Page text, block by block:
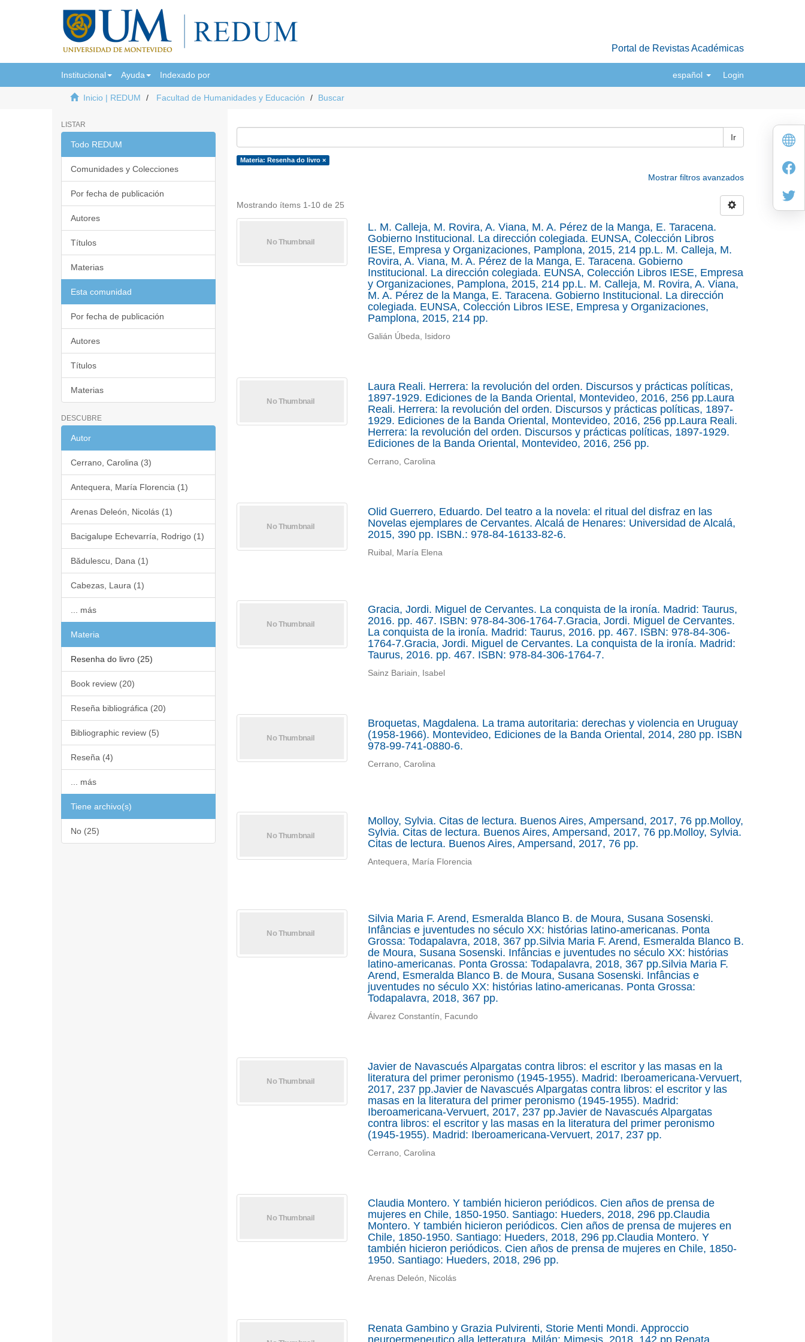
Portal de Revistas Académicas
Institucional Ayuda Indexado por español Login
Inicio | REDUM Facultad de Humanidades y Educación Buscar
LISTAR
Todo REDUM
Comunidades y Colecciones
Por fecha de publicación
Autores
Títulos
Materias
Esta comunidad
Por fecha de publicación
Autores
Títulos
Materias
DESCUBRE
Autor
Cerrano, Carolina (3)
Antequera, María Florencia (1)
Arenas Deleón, Nicolás (1)
Bacigalupe Echevarría, Rodrigo (1)
Bădulescu, Dana (1)
Cabezas, Laura (1)
... más
Materia
Resenha do livro (25)
Book review (20)
Reseña bibliográfica (20)
Bibliographic review (5)
Reseña (4)
... más
Tiene archivo(s)
No (25)
Ir
Materia: Resenha do livro ×
Mostrar filtros avanzados
Mostrando ítems 1-10 de 25
L. M. Calleja, M. Rovira, A. Viana, M. A. Pérez de la Manga, E. Taracena.
Gobierno Institucional. La dirección colegiada. EUNSA, Colección Libros
IESE, Empresa y Organizaciones, Pamplona, 2015, 214 pp.L. M. Calleja, M.
Rovira, A. Viana, M. A. Pérez de la Manga, E. Taracena. Gobierno
Institucional. La dirección colegiada. EUNSA, Colección Libros IESE, Empresa
y Organizaciones, Pamplona, 2015, 214 pp.L. M. Calleja, M. Rovira, A. Viana,
M. A. Pérez de la Manga, E. Taracena. Gobierno Institucional. La dirección
colegiada. EUNSA, Colección Libros IESE, Empresa y Organizaciones,
Pamplona, 2015, 214 pp.
Galián Úbeda, Isidoro
Laura Reali. Herrera: la revolución del orden. Discursos y prácticas políticas,
1897-1929. Ediciones de la Banda Oriental, Montevideo, 2016, 256 pp.Laura
Reali. Herrera: la revolución del orden. Discursos y prácticas políticas, 1897-
1929. Ediciones de la Banda Oriental, Montevideo, 2016, 256 pp.Laura Reali.
Herrera: la revolución del orden. Discursos y prácticas políticas, 1897-1929.
Ediciones de la Banda Oriental, Montevideo, 2016, 256 pp.
Cerrano, Carolina
Olid Guerrero, Eduardo. Del teatro a la novela: el ritual del disfraz en las
Novelas ejemplares de Cervantes. Alcalá de Henares: Universidad de Alcalá,
2015, 390 pp. ISBN.: 978-84-16133-82-6.
Ruibal, María Elena
Gracia, Jordi. Miguel de Cervantes. La conquista de la ironía. Madrid: Taurus,
2016. pp. 467. ISBN: 978-84-306-1764-7.Gracia, Jordi. Miguel de Cervantes.
La conquista de la ironía. Madrid: Taurus, 2016. pp. 467. ISBN: 978-84-306-
1764-7.Gracia, Jordi. Miguel de Cervantes. La conquista de la ironía. Madrid:
Taurus, 2016. pp. 467. ISBN: 978-84-306-1764-7.
Sainz Bariain, Isabel
Broquetas, Magdalena. La trama autoritaria: derechas y violencia en Uruguay
(1958-1966). Montevideo, Ediciones de la Banda Oriental, 2014, 280 pp. ISBN
978-99-741-0880-6.
Cerrano, Carolina
Molloy, Sylvia. Citas de lectura. Buenos Aires, Ampersand, 2017, 76 pp.Molloy,
Sylvia. Citas de lectura. Buenos Aires, Ampersand, 2017, 76 pp.Molloy, Sylvia.
Citas de lectura. Buenos Aires, Ampersand, 2017, 76 pp.
Antequera, María Florencia
Silvia Maria F. Arend, Esmeralda Blanco B. de Moura, Susana Sosenski.
Infâncias e juventudes no século XX: histórias latino-americanas. Ponta
Grossa: Todapalavra, 2018, 367 pp.Silvia Maria F. Arend, Esmeralda Blanco B.
de Moura, Susana Sosenski. Infâncias e juventudes no século XX: histórias
latino-americanas. Ponta Grossa: Todapalavra, 2018, 367 pp.Silvia Maria F.
Arend, Esmeralda Blanco B. de Moura, Susana Sosenski. Infâncias e
juventudes no século XX: histórias latino-americanas. Ponta Grossa:
Todapalavra, 2018, 367 pp.
Álvarez Constantín, Facundo
Javier de Navascués Alpargatas contra libros: el escritor y las masas en la
literatura del primer peronismo (1945-1955). Madrid: Iberoamericana-Vervuert,
2017, 237 pp.Javier de Navascués Alpargatas contra libros: el escritor y las
masas en la literatura del primer peronismo (1945-1955). Madrid:
Iberoamericana-Vervuert, 2017, 237 pp.Javier de Navascués Alpargatas
contra libros: el escritor y las masas en la literatura del primer peronismo
(1945-1955). Madrid: Iberoamericana-Vervuert, 2017, 237 pp.
Cerrano, Carolina
Claudia Montero. Y también hicieron periódicos. Cien años de prensa de
mujeres en Chile, 1850-1950. Santiago: Hueders, 2018, 296 pp.Claudia
Montero. Y también hicieron periódicos. Cien años de prensa de mujeres en
Chile, 1850-1950. Santiago: Hueders, 2018, 296 pp.Claudia Montero. Y
también hicieron periódicos. Cien años de prensa de mujeres en Chile, 1850-
1950. Santiago: Hueders, 2018, 296 pp.
Arenas Deleón, Nicolás
Renata Gambino y Grazia Pulvirenti, Storie Menti Mondi. Approccio
neuroermeneutico alla letteratura. Milán: Mimesis, 2018, 142 pp.Renata